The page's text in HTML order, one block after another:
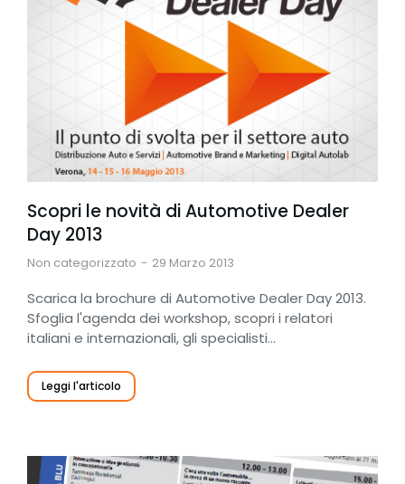
Scopri le novità di Automotive Dealer
Day 2013
Non categorizzato 29 Marzo 2013
Scarica la brochure di Automotive Dealer Day 2013.
Sfoglia l'agenda dei workshop, scopri i relatori
italiani e internazionali, gli specialisti…
Leggi l'articolo